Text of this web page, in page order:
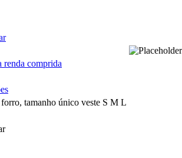
renda comprida
tamanho único veste S M L